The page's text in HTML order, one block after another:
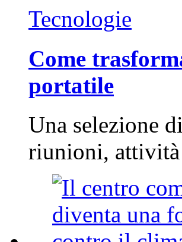
Tecnologie
Come
portatile
Una selezione
riunioni, attività